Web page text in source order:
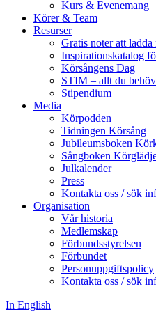
Kurs & Evenemang
Körer & Team
Resurser
Gratis noter att ladda
Inspirationskatalog
Körsångens Dag
STIM – allt du
Stipendium
Media
Körpodden
Tidningen Körsång
Jubileumsboken
Sångboken
Julkalender
Press
Kontakta oss / sök
Organisation
Vår historia
Medlemskap
Förbundsstyrelsen
Förbundet
Personuppgiftspolicy
Kontakta oss / sök
In English